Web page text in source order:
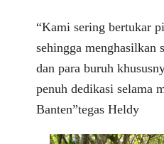
“Kami sering bertukar
sehingga menghasilkan
dan para buruh
penuh dedikasi selama
Banten”tegas Heldy